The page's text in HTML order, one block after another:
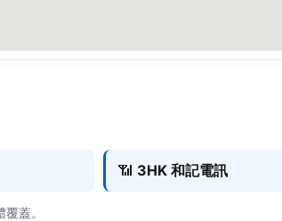
📶 3HK 和記電訊
蓋。